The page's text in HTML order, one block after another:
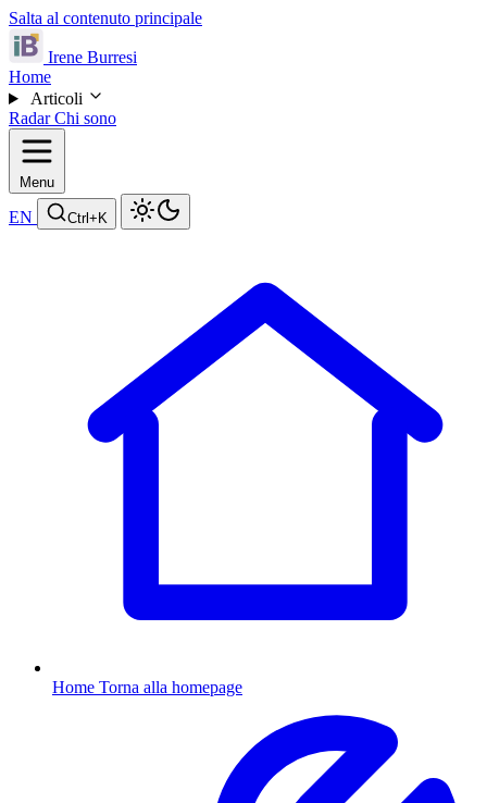
Salta al contenuto principale
Irene Burresi
Home
Articoli
RadarChi sono
Menu
EN Ctrl +K
Home Torna alla homepage